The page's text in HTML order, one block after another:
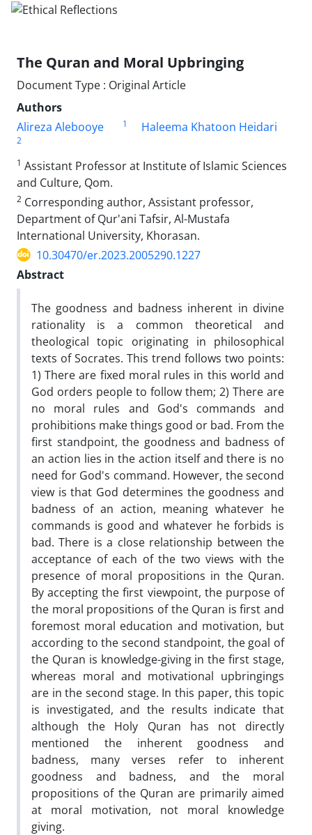
The Quran and Moral Upbringing
Document Type : Original Article
Authors
Alireza Alebooye
1 Haleema Khatoon Heidari
2
1 Assistant Professor at Institute of Islamic Sciences
and Culture, Qom.
2 Corresponding author, Assistant professor,
Department of Qur'ani Tafsir, Al-Mustafa
International University, Khorasan.
10.30470/er.2023.2005290.1227
Abstract
The goodness and badness inherent in divine
rationality is a common theoretical and
theological topic originating in philosophical
texts of Socrates. This trend follows two points:
1) There are fixed moral rules in this world and
God orders people to follow them; 2) There are
no moral rules and God's commands and
prohibitions make things good or bad. From the
first standpoint, the goodness and badness of
an action lies in the action itself and there is no
need for God's command. However, the second
view is that God determines the goodness and
badness of an action, meaning whatever he
commands is good and whatever he forbids is
bad. There is a close relationship between the
acceptance of each of the two views with the
presence of moral propositions in the Quran.
By accepting the first viewpoint, the purpose of
the moral propositions of the Quran is first and
foremost moral education and motivation, but
according to the second standpoint, the goal of
the Quran is knowledge-giving in the first stage,
whereas moral and motivational upbringings
are in the second stage. In this paper, this topic
is investigated, and the results indicate that
although the Holy Quran has not directly
mentioned the inherent goodness and
badness, many verses refer to inherent
goodness and badness, and the moral
propositions of the Quran are primarily aimed
at moral motivation, not moral knowledge
giving.